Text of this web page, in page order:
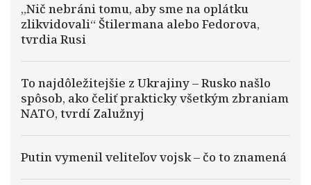
„Nič nebráni tomu, aby sme na oplátku
zlikvidovali“ Štilermana alebo Fedorova,
tvrdia Rusi
To najdôležitejšie z Ukrajiny – Rusko našlo
spôsob, ako čeliť prakticky všetkým zbraniam
NATO, tvrdí Zalužnyj
Putin vymenil veliteľov vojsk – čo to znamená